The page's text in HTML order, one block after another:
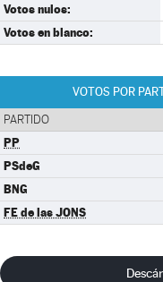
Votos nulos:
Votos en blanco:
VOTOS POR
PARTIDO
PP
PSdeG
BNG
FE de las JONS